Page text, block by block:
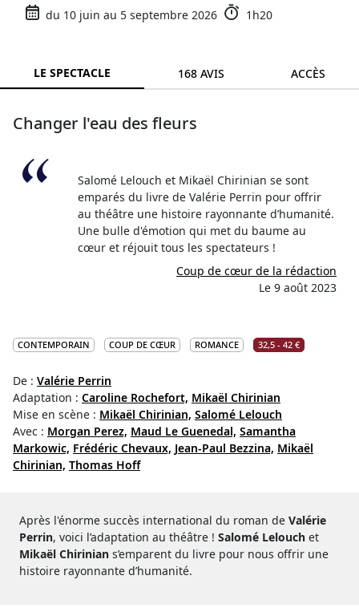
du 10 juin au 5 septembre 2026 1h20
LE SPECTACLE 168 AVIS ACCÈS
Changer l'eau des fleurs
Salomé Lelouch et Mikaël Chirinian se sont
emparés du livre de Valérie Perrin pour offrir
au théâtre une histoire rayonnante d’humanité.
Une bulle d'émotion qui met du baume au
cœur et réjouit tous les spectateurs !
Coup de cœur de la rédaction
Le 9 août 2023
CONTEMPORAIN COUP DE CŒUR ROMANCE 32,5 - 42 €
De : Valérie Perrin
Adaptation : Caroline Rochefort, Mikaël Chirinian
Mise en scène : Mikaël Chirinian, Salomé Lelouch
Avec : Morgan Perez, Maud Le Guenedal, Samantha
Markowic, Frédéric Chevaux, Jean-Paul Bezzina, Mikaël
Chirinian, Thomas Hoff
Après l'énorme succès international du roman de Valérie
Perrin, voici l’adaptation au théâtre ! Salomé Lelouch et
Mikaël Chirinian s’emparent du livre pour nous offrir une
histoire rayonnante d’humanité.